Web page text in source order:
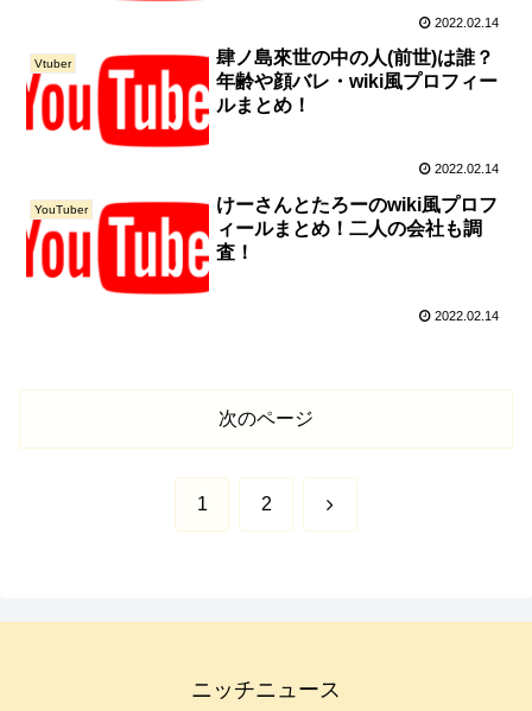
2022.02.14
Vtuber
肆ノ島來世の中の人(前世)は誰？
年齢や顔バレ・wiki風プロフィー
ルまとめ！
2022.02.14
YouTuber
けーさんとたろーのwiki風プロフ
ィールまとめ！二人の会社も調
査！
2022.02.14
次のページ
1 2 次
ニッチニュース